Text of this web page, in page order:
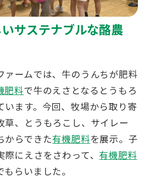
サステナブルな酪農
ァームでは、牛のうんちが肥料
肥料で牛のえさとなるとうもろ
います。今回、牧場から取り寄
草、とうもろこし、サイレー
からできた有機肥料を展示。子
にえさをさわって、 有機肥料
らいました。